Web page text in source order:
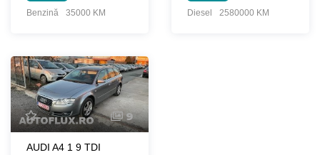
Benzină
35000 KM
Diesel
2580000 KM
9
AUDI A4 1 9 TDI